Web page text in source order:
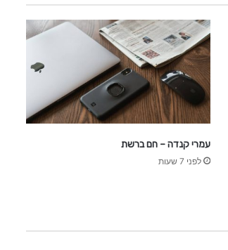
עמרי קנדה – חם ברשת
לפני 7 שעות